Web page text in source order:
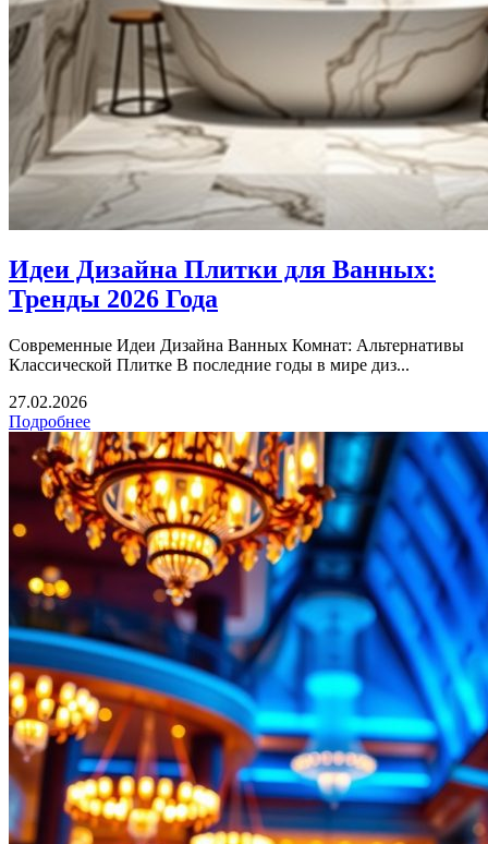
Идеи Дизайна Плитки для Ванных:
Тренды 2026 Года
Современные Идеи Дизайна Ванных Комнат: Альтернативы
Классической Плитке В последние годы в мире диз...
27.02.2026
Подробнее